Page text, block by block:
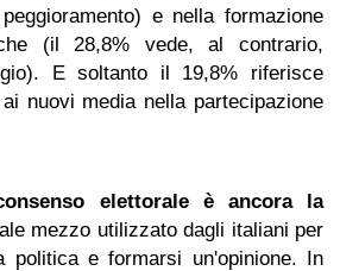
e nella formazione
(il 28,8% vede, al contrario,
E soltanto il 19,8% riferisce
nuovi media nella partecipazione
elettorale è ancora la
mezzo utilizzato dagli italiani per
politica e formarsi un'opinione. In